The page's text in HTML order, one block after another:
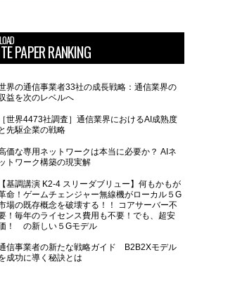
PAPER RANKING
界の通信事業者33社の成長戦略：通信業界の
益を次のレベルへ
［世界4473社調査］通信業界におけるAI成熟度
と先駆企業の戦略
価な専用ネットワークは本当に必要か？ AIネ
ットワーク構築の現実解
【基調講演 K2-4 スリーダブリュー】何もかもが
命！ゲームチェンジャー無線機がローカル５G
場の既存概念を破壊する！！ コアサーバー不
！毎年のライセンス費用も不要！でも、超安
！ の新しい５Gモデル
信事業者の新たな戦略ガイド B2B2Xモデル
成功に導く秘訣とは